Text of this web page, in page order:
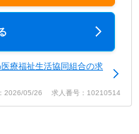
療福祉生活協同組合の求
2026/05/26 求人番号：10210514